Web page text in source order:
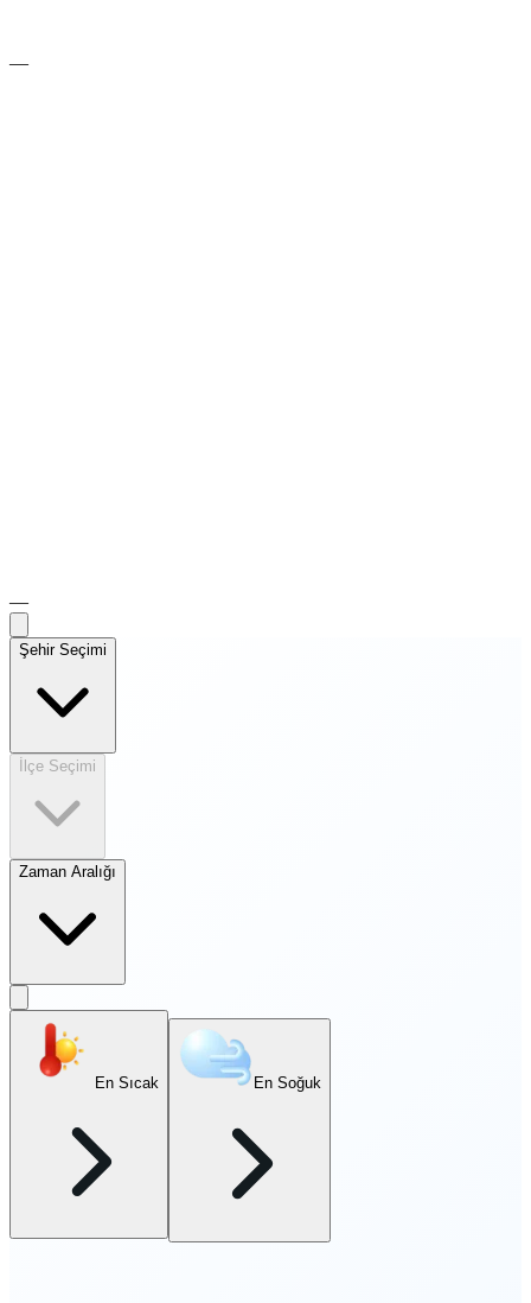
—
—
Şehir Seçimi
İlçe Seçimi
Zaman Aralığı
En Sıcak En Soğuk